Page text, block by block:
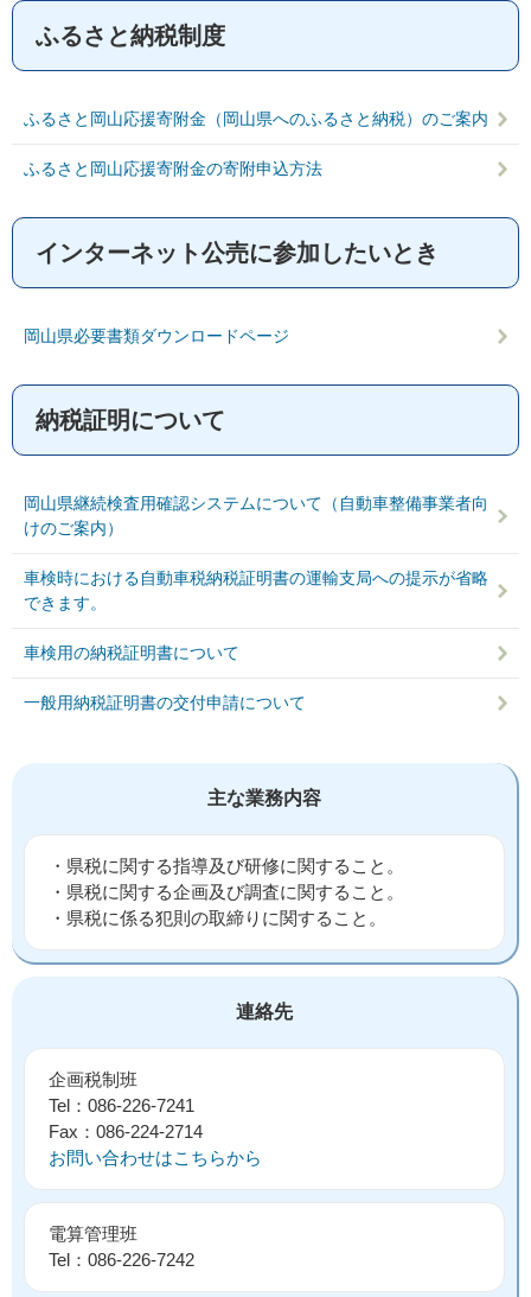
ふるさと納税制度
ふるさと岡山応援寄附金（岡山県へのふるさと納税）のご案内
ふるさと岡山応援寄附金の寄附申込方法
インターネット公売に参加したいとき
岡山県必要書類ダウンロードページ
納税証明について
岡山県継続検査用確認システムについて（自動車整備事業者向
けのご案内）
車検時における自動車税納税証明書の運輸支局への提示が省略
できます。
車検用の納税証明書について
一般用納税証明書の交付申請について
主な業務内容
・県税に関する指導及び研修に関すること。
・県税に関する企画及び調査に関すること。
・県税に係る犯則の取締りに関すること。
連絡先
企画税制班
Tel：086-226-7241
Fax：086-224-2714
お問い合わせはこちらから
電算管理班
Tel：086-226-7242